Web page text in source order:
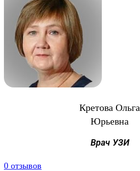
Кретова Ольга
Юрьевна
Врач УЗИ
0 отзывов